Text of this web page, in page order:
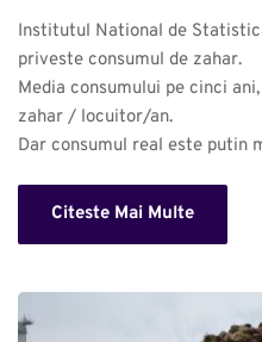
Institutul National de
priveste consumul de zahar.
Media consumului pe cinci
zahar / locuitor/an.
Dar consumul real este putin
Citeste Mai Multe